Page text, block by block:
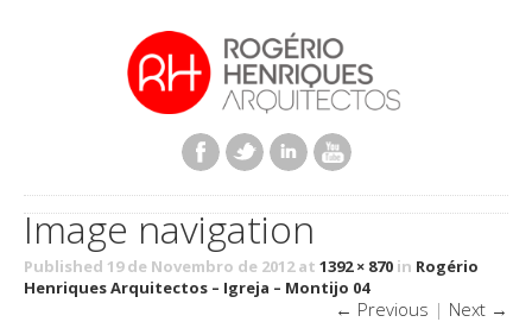
Image navigation
Published 19 de Novembro de 2012 at 1392 × 870 in Rogério
Henriques Arquitectos – Igreja – Montijo 04
← Previous | Next →